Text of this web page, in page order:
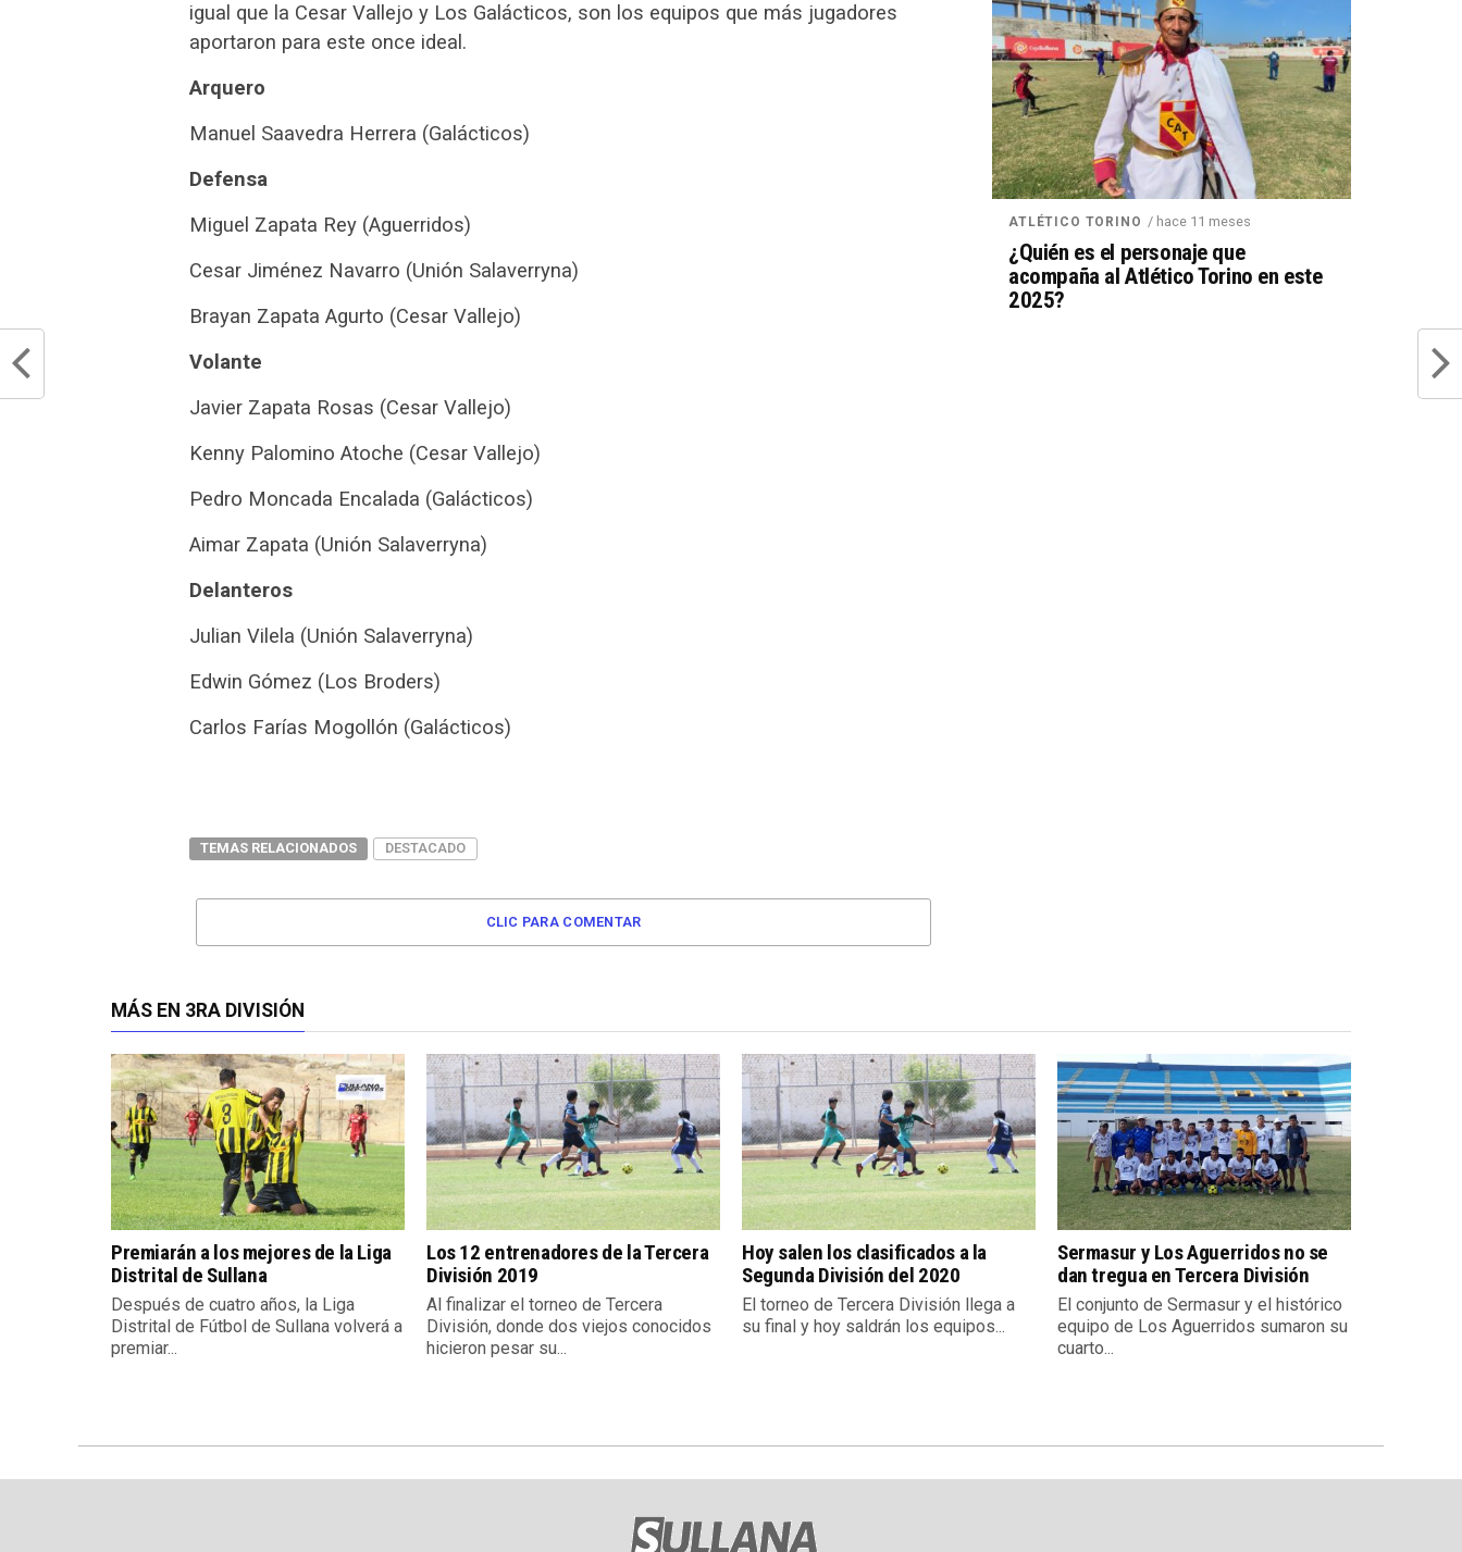
igual que la Cesar Vallejo y Los Galácticos, son los equipos que más jugadores
aportaron para este once ideal.
Arquero
Manuel Saavedra Herrera (Galácticos)
Defensa
Miguel Zapata Rey (Aguerridos)
Cesar Jiménez Navarro (Unión Salaverryna)
Brayan Zapata Agurto (Cesar Vallejo)
Volante
Javier Zapata Rosas (Cesar Vallejo)
Kenny Palomino Atoche (Cesar Vallejo)
Pedro Moncada Encalada (Galácticos)
Aimar Zapata (Unión Salaverryna)
Delanteros
Julian Vilela (Unión Salaverryna)
Edwin Gómez (Los Broders)
Carlos Farías Mogollón (Galácticos)
TEMAS RELACIONADOS DESTACADO
CLIC PARA COMENTAR
ATLÉTICO TORINO / hace 11 meses
¿Quién es el personaje que
acompaña al Atlético Torino en este
2025?
MÁS EN 3RA DIVISIÓN
Premiarán a los mejores de la Liga
Distrital de Sullana
Después de cuatro años, la Liga
Distrital de Fútbol de Sullana volverá a
premiar...
Los 12 entrenadores de la Tercera
División 2019
Al finalizar el torneo de Tercera
División, donde dos viejos conocidos
hicieron pesar su...
Hoy salen los clasificados a la
Segunda División del 2020
El torneo de Tercera División llega a
su final y hoy saldrán los equipos...
Sermasur y Los Aguerridos no se
dan tregua en Tercera División
El conjunto de Sermasur y el histórico
equipo de Los Aguerridos sumaron su
cuarto...